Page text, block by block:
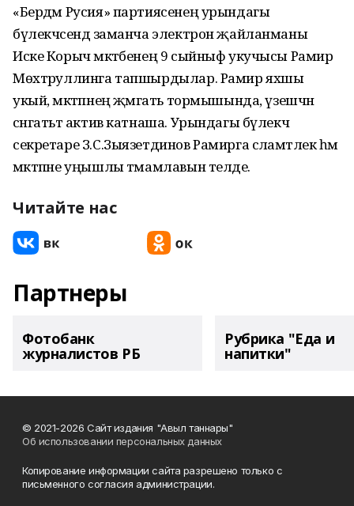
«Бердәм Русия» партиясенең урындагы
бүлекчәсендә заманча электрон җайланманы
Иске Корыч мәктәбенең 9 сыйныф укучысы Рамир
Мөхтәруллинга тапшырдылар. Рамир яхшы
укый, мәктәпнең җәмәгать тормышында, үзешчән
сәнгатьтә актив катнаша. Урындагы бүлекчә
секретаре З.С.Зыязетдинов Рамирга сәламәтлек һәм
мәктәпне уңышлы тәмамлавын теләде.
Читайте нас
Партнеры
Фотобанк
журналистов РБ
Рубрика "Еда и
напитки"
© 2021-2026 Сайт издания "Авыл таннары"
Об использовании персональных данных
Копирование информации сайта разрешено только с
письменного согласия администрации.